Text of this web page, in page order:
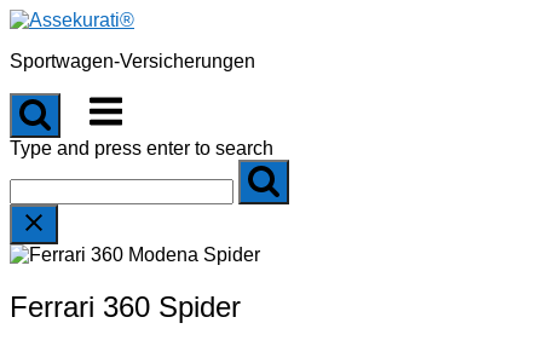
Skip
content
Sportwagen-Versicherungen
Menu
Type and press enter to search
Ferrari 360 Spider